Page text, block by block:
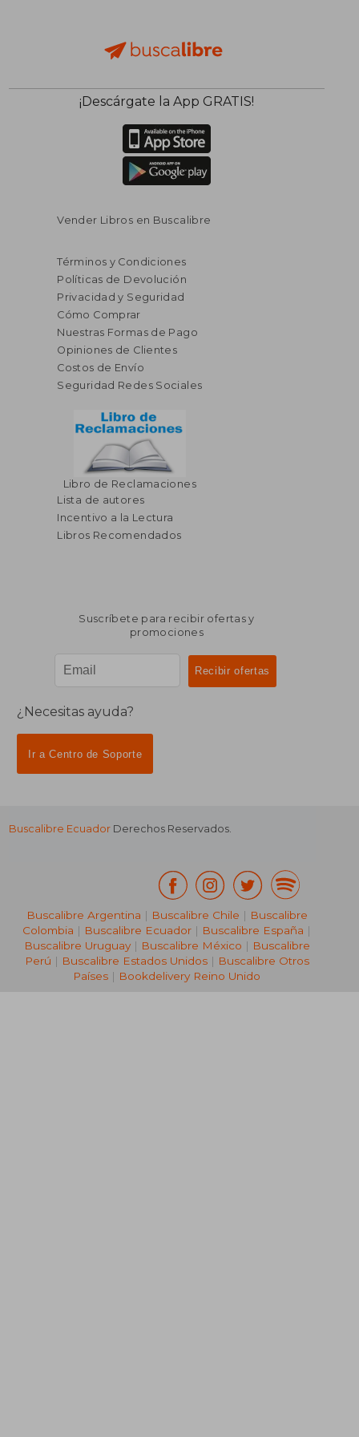
$ 105.69 45%
40%
dcto.
$ 41.81
$ 25.09
¡Descárgate la App GRATIS!
Vender Libros en Buscalibre
Términos y Condiciones
Políticas de Devolución
Privacidad y Seguridad
Cómo Comprar
Nuestras Formas de Pago
Opiniones de Clientes
Costos de Envío
Seguridad Redes Sociales
Libro de Reclamaciones
Lista de autores
Incentivo a la Lectura
Libros Recomendados
Suscríbete para recibir ofertas y
promociones
¿Necesitas ayuda?
Ir a Centro de Soporte
Buscalibre Ecuador Derechos Reservados.
Buscalibre Argentina | Buscalibre Chile | Buscalibre
Colombia | Buscalibre Ecuador | Buscalibre España |
Buscalibre Uruguay| Buscalibre México | Buscalibre
Perú | Buscalibre Estados Unidos| Buscalibre Otros
Países | Bookdelivery Reino Unido